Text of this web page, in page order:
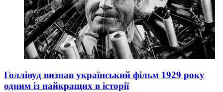
Голлівуд визнав український фільм 1929 року
одним із найкращих в історії